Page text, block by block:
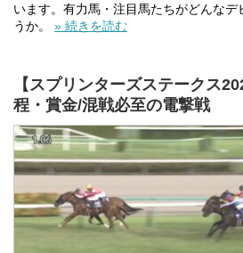
います。有力馬・注目馬たちがどんなデ
うか。 » 続きを読む
【スプリンターズステークス
程・賞金/混戦必至の電撃戦